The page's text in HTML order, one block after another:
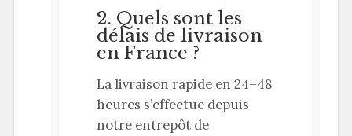
2. Quels sont les
délais de livraison
en France ?
La livraison rapide en 24–48
heures s’effectue depuis
notre entrepôt de